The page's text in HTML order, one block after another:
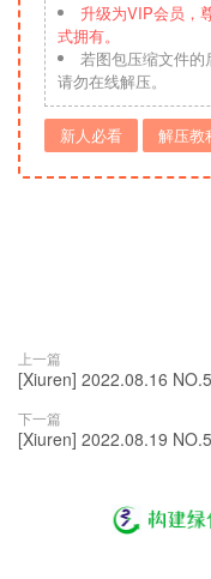
升级为VIP会员，
式拥有。
若图包压缩文件的
请勿在线解压。
新人必看 解压教
上一篇
[Xiuren] 2022.08.16
下一篇
[Xiuren] 2022.08.19